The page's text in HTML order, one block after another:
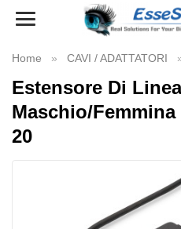
Toggle
Home CAVI / ADATTATORI
Estensore Di
Maschio/
20